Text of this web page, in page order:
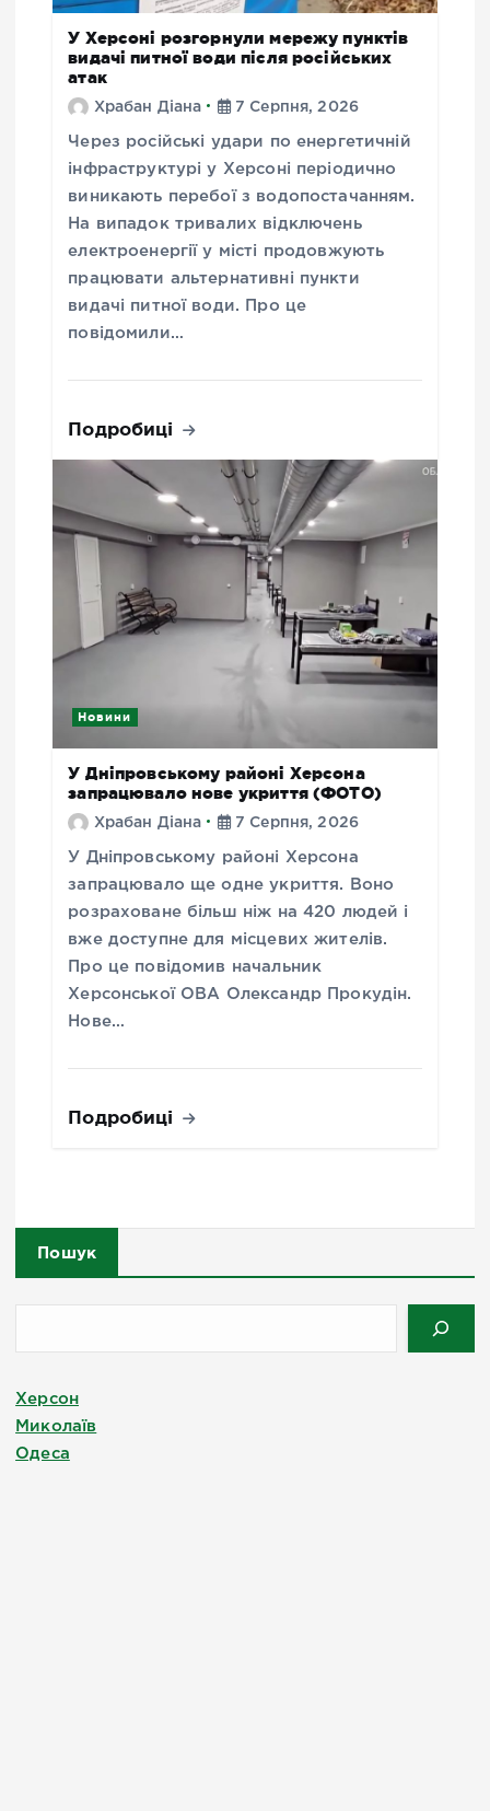
У Херсоні розгорнули мережу пунктів
видачі питної води після російських
атак
Храбан Діана 7 Серпня, 2026
Через російські удари по енергетичній
інфраструктурі у Херсоні періодично
виникають перебої з водопостачанням.
На випадок тривалих відключень
електроенергії у місті продовжують
працювати альтернативні пункти
видачі питної води. Про це
повідомили…
Подробиці
Новини
У Дніпровському районі Херсона
запрацювало нове укриття (ФОТО)
Храбан Діана 7 Серпня, 2026
У Дніпровському районі Херсона
запрацювало ще одне укриття. Воно
розраховане більш ніж на 420 людей і
вже доступне для місцевих жителів.
Про це повідомив начальник
Херсонської ОВА Олександр Прокудін.
Нове…
Подробиці
Пошук
Херсон
Миколаїв
Одеса